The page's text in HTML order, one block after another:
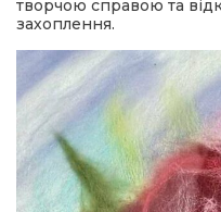
творчою справою та
захоплення.